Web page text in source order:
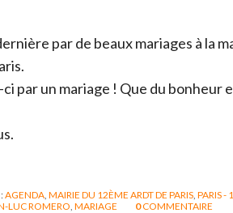
par de beaux mariages à la
par un mariage ! Que du bonheur
AGENDA MAIRIE DU 12ÈME ARDT DE PARIS PARIS -
LUC ROMERO, MARIAGE 0COMMENTAIRE